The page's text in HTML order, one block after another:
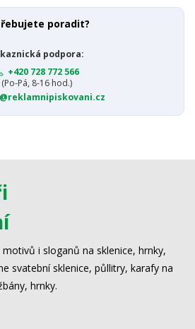
poradit?
podpora:
+420 728 772 566
(Po-Pá, 8-16 hod.)
i sloganů na sklenice, hrnky,
svatební sklenice, půllitry, karafy na
hrnky.